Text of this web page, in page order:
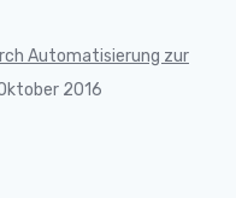
Automatisierung zur
2016